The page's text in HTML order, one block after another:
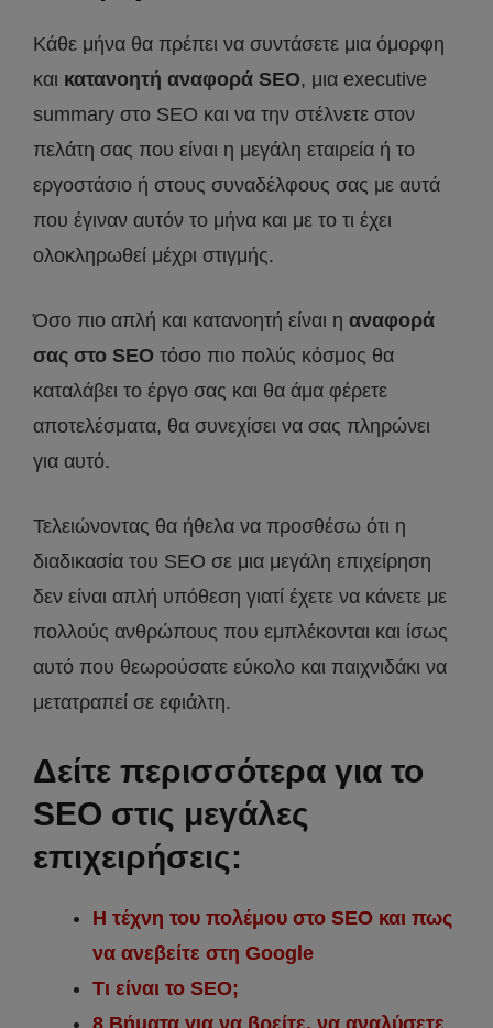
Κάθε μήνα θα πρέπει να συντάσετε μια όμορφη
και κατανοητή αναφορά SEO, μια executive
summary στο SEO και να την στέλνετε στον
πελάτη σας που είναι η μεγάλη εταιρεία ή το
εργοστάσιο ή στους συναδέλφους σας με αυτά
που έγιναν αυτόν το μήνα και με το τι έχει
ολοκληρωθεί μέχρι στιγμής.
Όσο πιο απλή και κατανοητή είναι η αναφορά
σας στο SEO τόσο πιο πολύς κόσμος θα
καταλάβει το έργο σας και θα άμα φέρετε
αποτελέσματα, θα συνεχίσει να σας πληρώνει
για αυτό.
Τελειώνοντας θα ήθελα να προσθέσω ότι η
διαδικασία του SEO σε μια μεγάλη επιχείρηση
δεν είναι απλή υπόθεση γιατί έχετε να κάνετε με
πολλούς ανθρώπους που εμπλέκονται και ίσως
αυτό που θεωρούσατε εύκολο και παιχνιδάκι να
μετατραπεί σε εφιάλτη.
Δείτε περισσότερα για το
SEO στις μεγάλες
επιχειρήσεις:
Η τέχνη του πολέμου στο SEO και πως
να ανεβείτε στη Google
Τι είναι το SEO;
8 Βήματα για να βρείτε, να αναλύσετε